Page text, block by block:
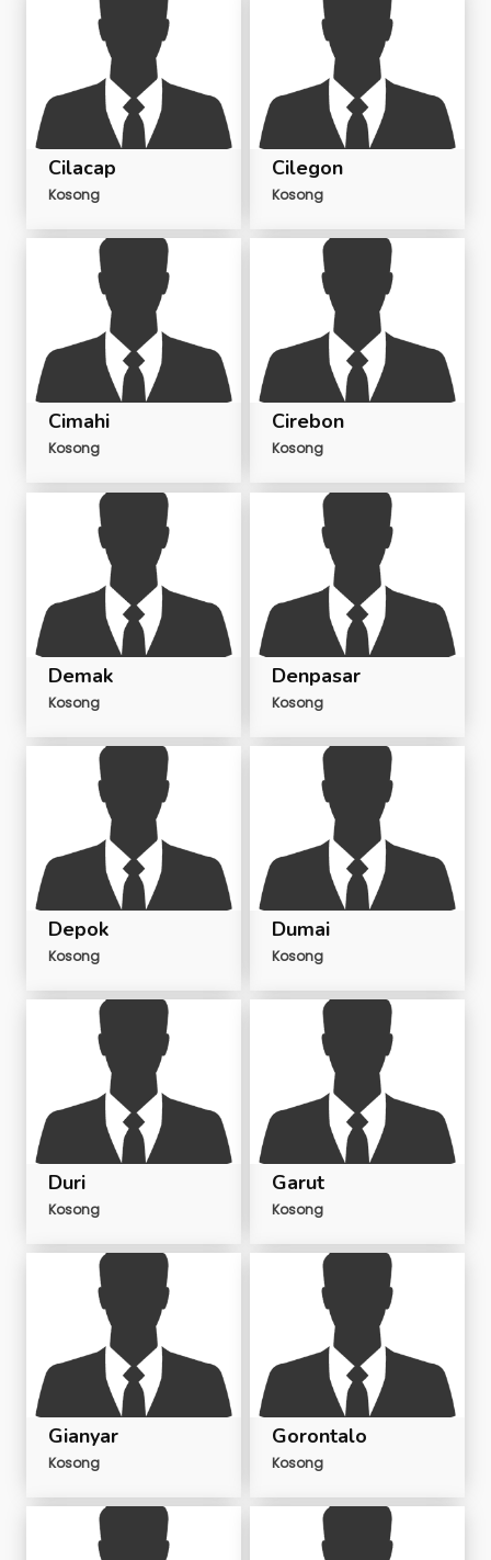
Cilacap
Kosong
Cilegon
Kosong
Cimahi
Kosong
Cirebon
Kosong
Demak
Kosong
Denpasar
Kosong
Depok
Kosong
Dumai
Kosong
Duri
Kosong
Garut
Kosong
Gianyar
Kosong
Gorontalo
Kosong